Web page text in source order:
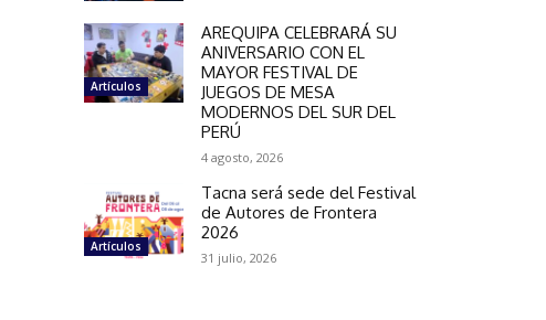
Artículos
AREQUIPA CELEBRARÁ SU
ANIVERSARIO CON EL
MAYOR FESTIVAL DE
JUEGOS DE MESA
MODERNOS DEL SUR DEL
PERÚ
4 agosto, 2026
Artículos
Tacna será sede del Festival
de Autores de Frontera
2026
31 julio, 2026